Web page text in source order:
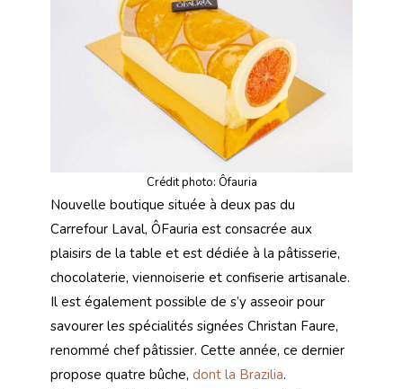
Crédit photo: Ôfauria
Nouvelle boutique située à deux pas du
Carrefour Laval, ÔFauria est consacrée aux
plaisirs de la table et est dédiée à la pâtisserie,
chocolaterie, viennoiserie et confiserie artisanale.
Il est également possible de s’y asseoir pour
savourer les spécialités signées Christan Faure,
renommé chef pâtissier. Cette année, ce dernier
propose quatre bûche, dont la Brazilia.